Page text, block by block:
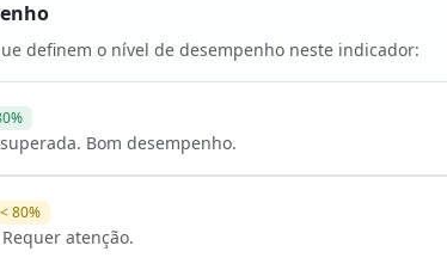
definem o nível de desempenho neste indicador:
Bom desempenho.
80%
atenção.